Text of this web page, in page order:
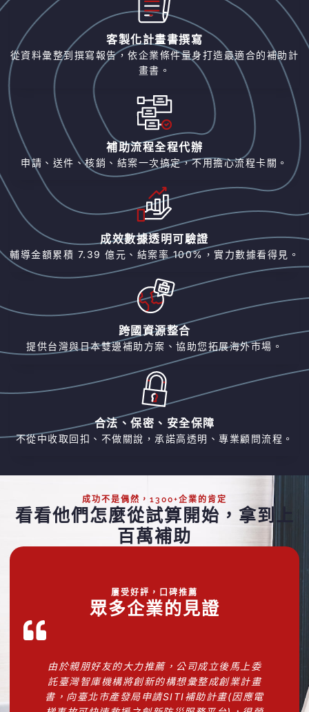
客製化計畫書撰寫
從資料彙整到撰寫報告，依企業條件量身打造最適合的補助計
畫書。
補助流程全程代辦
申請、送件、核銷、結案一次搞定，不用擔心流程卡關。
成效數據透明可驗證
輔導金額累積 7.39 億元、結案率 100%，實力數據看得見。
跨國資源整合
提供台灣與日本雙邊補助方案、協助您拓展海外市場。
合法、保密、安全保障
不從中收取回扣、不做關說，承諾高透明、專業顧問流程。
成功不是偶然，1300+企業的肯定
看看他們怎麼從試算開始，拿到上
百萬補助
屢受好評，口碑推薦
眾多企業的見證
由於親朋好友的大力推薦，公司成立後馬上委
託臺灣智庫機構將創新的構想彙整成創業計畫
書，向臺北市產發局申請SITI補助計畫(因應電